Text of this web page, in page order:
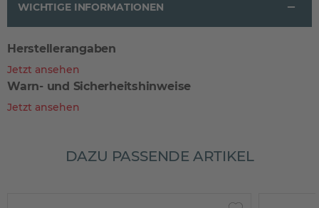
WICHTIGE INFORMATIONEN
Herstellerangaben
Jetzt ansehen
Warn- und Sicherheitshinweise
Jetzt ansehen
DAZU PASSENDE ARTIKEL